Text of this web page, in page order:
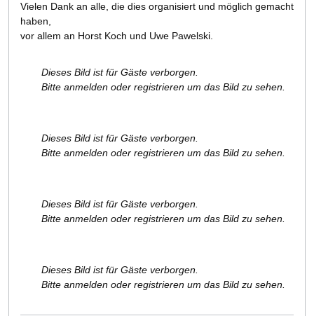
Vielen Dank an alle, die dies organisiert und möglich gemacht
haben,
vor allem an Horst Koch und Uwe Pawelski.
Dieses Bild ist für Gäste verborgen.
Bitte anmelden oder registrieren um das Bild zu sehen.
Dieses Bild ist für Gäste verborgen.
Bitte anmelden oder registrieren um das Bild zu sehen.
Dieses Bild ist für Gäste verborgen.
Bitte anmelden oder registrieren um das Bild zu sehen.
Dieses Bild ist für Gäste verborgen.
Bitte anmelden oder registrieren um das Bild zu sehen.